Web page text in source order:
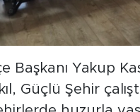
Başkanı Yakup
Güçlü Şehir